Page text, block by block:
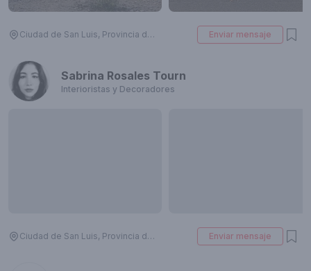
Ciudad de San Luis, Provincia de San Luis, Argentina Enviar mensaje
Sabrina Rosales Tourn
Interioristas y Decoradores
Ciudad de San Luis, Provincia de San Luis, Argentina Enviar mensaje